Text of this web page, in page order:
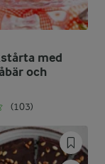
med
och
(103)